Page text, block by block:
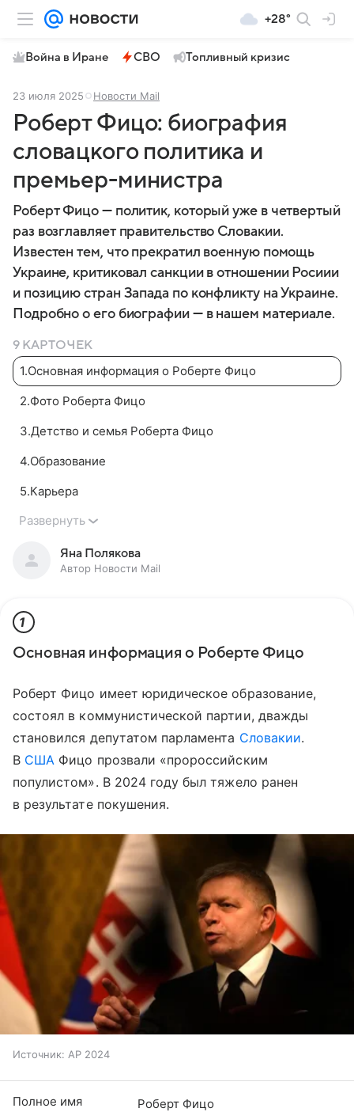
+28°
Война в Иране СВО Топливный кризис
23 июля 2025 Новости Mail
Роберт Фицо: биография
словацкого политика и
премьер-министра
Роберт Фицо — политик, который уже в четвертый
раз возглавляет правительство Словакии.
Известен тем, что прекратил военную помощь
Украине, критиковал санкции в отношении Росиии
и позицию стран Запада по конфликту на Украине.
Подробно о его биографии — в нашем материале.
9 КАРТОЧЕК
1.Основная информация о Роберте Фицо
2.Фото Роберта Фицо
3.Детство и семья Роберта Фицо
4.Образование
5.Карьера
Развернуть
Яна Полякова
Автор Новости Mail
1
Основная информация о Роберте Фицо
Роберт Фицо имеет юридическое образование,
состоял в коммунистической партии, дважды
становился депутатом парламента Словакии.
В США Фицо прозвали «пророссийским
популистом». В 2024 году был тяжело ранен
в результате покушения.
Источник: AP 2024
Полное имя Роберт Фицо